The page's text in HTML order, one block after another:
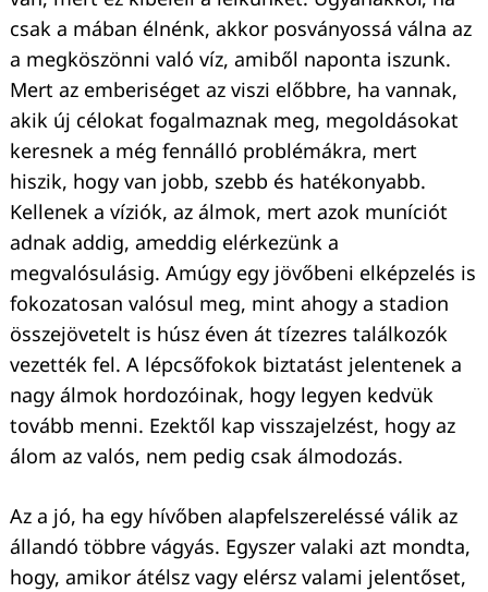
csak a mában élnénk, akkor posványossá válna az
a megköszönni való víz, amiből naponta iszunk.
Mert az emberiséget az viszi előbbre, ha vannak,
akik új célokat fogalmaznak meg, megoldásokat
keresnek a még fennálló problémákra, mert
hiszik, hogy van jobb, szebb és hatékonyabb.
Kellenek a víziók, az álmok, mert azok muníciót
adnak addig, ameddig elérkezünk a
megvalósulásig. Amúgy egy jövőbeni elképzelés is
fokozatosan valósul meg, mint ahogy a stadion
összejövetelt is húsz éven át tízezres találkozók
vezették fel. A lépcsőfokok biztatást jelentenek a
nagy álmok hordozóinak, hogy legyen kedvük
tovább menni. Ezektől kap visszajelzést, hogy az
álom az valós, nem pedig csak álmodozás.
Az a jó, ha egy hívőben alapfelszereléssé válik az
állandó többre vágyás. Egyszer valaki azt mondta,
hogy, amikor átélsz vagy elérsz valami jelentőset,